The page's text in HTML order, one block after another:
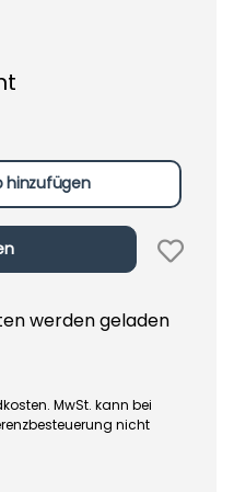
hinzufügen
werden geladen
MwSt. kann bei
nicht